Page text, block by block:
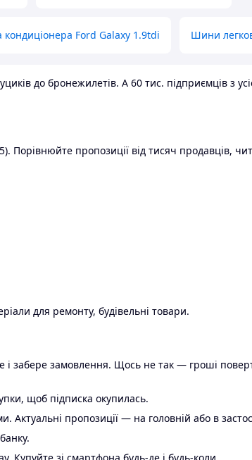
кондиціонера Ford Galaxy 1.9tdi Шини
до бронежилетів. А 60 тис. підприємців з
пропозиції від тисяч продавців,
для ремонту, будівельні товари.
і забере замовлення. Щось не так — гроші
щоб підписка окупилась.
пропозиції — на головній або в